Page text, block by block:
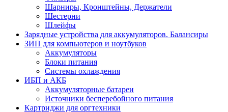
Шарниры, Кронштейны, Держатели
Шестерни
Шлейфы
Зарядные устройства для аккумуляторов. Балансиры
ЗИП для компьютеров и ноутбуков
Аккумуляторы
Блоки питания
Системы охлаждения
ИБП и АКБ
Аккумуляторные батареи
Источники бесперебойного питания
Картриджи для оргтехники